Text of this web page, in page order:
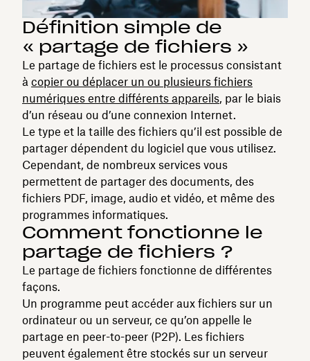
Définition simple de
« partage de fichiers »
Le partage de fichiers est le processus consistant
à copier ou déplacer un ou plusieurs fichiers
numériques entre différents appareils, par le biais
d’un réseau ou d’une connexion Internet.
Le type et la taille des fichiers qu’il est possible de
partager dépendent du logiciel que vous utilisez.
Cependant, de nombreux services vous
permettent de partager des documents, des
fichiers PDF, image, audio et vidéo, et même des
programmes informatiques.
Comment fonctionne le
partage de fichiers ?
Le partage de fichiers fonctionne de différentes
façons.
Un programme peut accéder aux fichiers sur un
ordinateur ou un serveur, ce qu’on appelle le
partage en peer-to-peer (P2P). Les fichiers
peuvent également être stockés sur un serveur